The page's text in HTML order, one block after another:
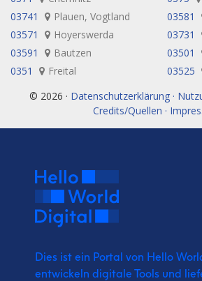
03741
Plauen, Vogtland 03581
03571
Hoyerswerda 03731
03591
Bautzen 03501
0351
Freital 03525
© 2026 · Datenschutzerklärung ·
Credits/Quellen ·
Dies ist ein Portal von Hello
entwickeln digitale Tools und